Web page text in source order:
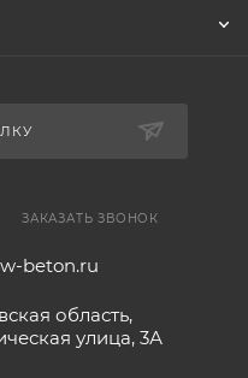
ЗАКАЗАТЬ ЗВОНОК
beton.ru
область,
улица, 3А